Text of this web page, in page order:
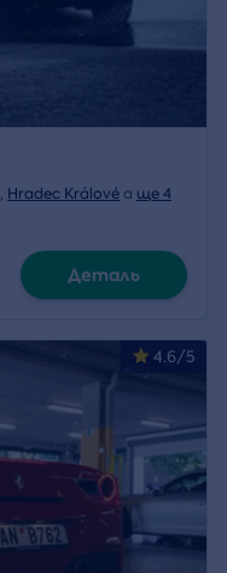
, Hradec Králové a ще 4
Деталь
4.6/5